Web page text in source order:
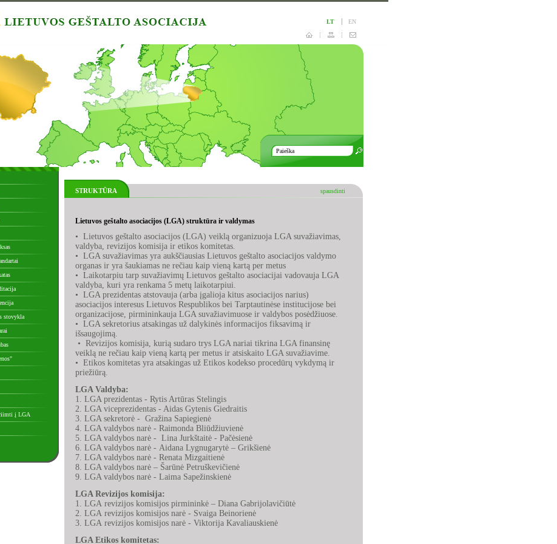
LT EN
stovykla
į LGA
STRUKTŪRA spausdinti
Lietuvos geštalto asociacijos (LGA) struktūra ir valdymas
• Lietuvos geštalto asociacijos (LGA) veiklą organizuoja LGA suvažiavimas,
valdyba, revizijos komisija ir etikos komitetas.
• LGA suvažiavimas yra aukščiausias Lietuvos geštalto asociacijos valdymo
organas ir yra šaukiamas ne rečiau kaip vieną kartą per metus
• Laikotarpiu tarp suvažiavimų Lietuvos geštalto asociacijai vadovauja LGA
valdyba, kuri yra renkama 5 metų laikotarpiui.
• LGA prezidentas atstovauja (arba įgalioja kitus asociacijos narius)
asociacijos interesus Lietuvos Respublikos bei Tarptautinėse institucijose bei
organizacijose, pirmininkauja LGA suvažiavimuose ir valdybos posėdžiuose.
• LGA sekretorius atsakingas už dalykinės informacijos fiksavimą ir
išsaugojimą.
• Revizijos komisija, kurią sudaro trys LGA nariai tikrina LGA finansinę
veiklą ne rečiau kaip vieną kartą per metus ir atsiskaito LGA suvažiavime.
• Etikos komitetas yra atsakingas už Etikos kodekso procedūrų vykdymą ir
priežiūrą.
LGA Valdyba:
1. LGA prezidentas - Rytis Artūras Stelingis
2. LGA viceprezidentas - Aidas Gytenis Giedraitis
3. LGA sekretorė - Gražina Sapiegienė
4. LGA valdybos narė - Raimonda Bliūdžiuvienė
5. LGA valdybos narė - Lina Jurkštaitė - Pačėsienė
6. LGA valdybos narė - Aidana Lygnugarytė – Grikšienė
7. LGA valdybos narė - Renata Mizgaitienė
8. LGA valdybos narė – Šarūnė Petruškevičienė
9. LGA valdybos narė - Laima Sapežinskienė
LGA Revizijos komisija:
1. LGA revizijos komisijos pirmininkė – Diana Gabrijolavičiūtė
2. LGA revizijos komisijos narė - Svaiga Beinorienė
3. LGA revizijos komisijos narė - Viktorija Kavaliauskienė
LGA Etikos komitetas: